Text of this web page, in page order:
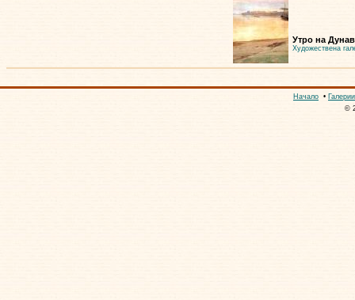
Утро на
Художествена
Начало • Галерии
©